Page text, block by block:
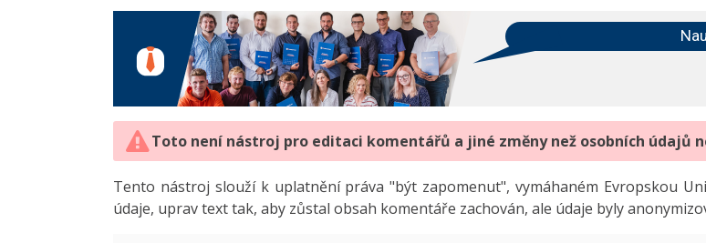
Toto není nástroj pro editaci komentářů a jiné změny než osobních údajů
Tento nástroj slouží k uplatnění práva "být zapomenut", vymáhaném Evropskou
údaje, uprav text tak, aby zůstal obsah komentáře zachován, ale údaje byly